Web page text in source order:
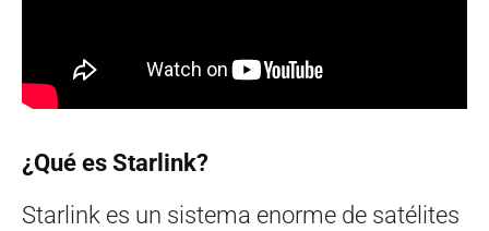
¿Qué es Starlink?
Starlink es un sistema enorme de satélites